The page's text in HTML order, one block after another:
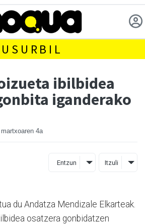
USURBIL
ibilbidea
iganderako
4a
Entzun Itzuli
du Andatza Mendizale Elkarteak.
osatzera gonbidatzen